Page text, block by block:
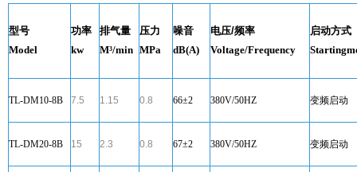
型号
Model
功率
kw
排气量
M³/min
压力
MPa
噪音
dB(A)
电压/频率
Voltage/Frequency
启动方式
TL-DM10-8B 7.5 1.15 0.8 66±2 380V/50HZ 变频启动
TL-DM20-8B 15 2.3 0.8 67±2 380V/50HZ 变频启动